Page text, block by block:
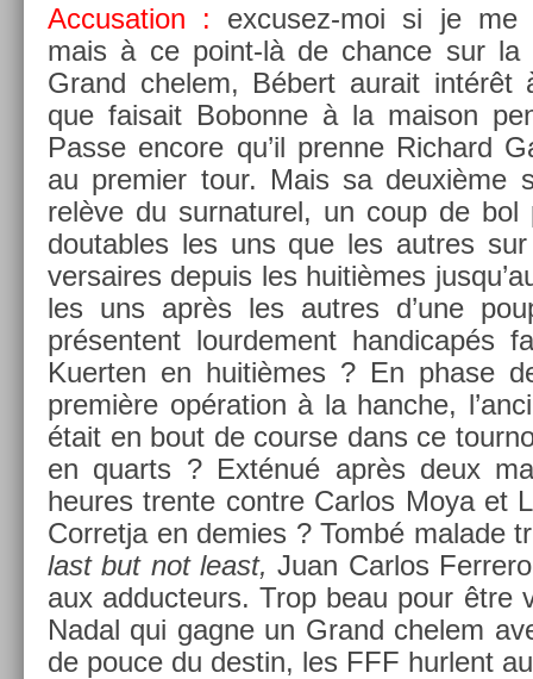
Ac­cusa­tion : excusez-moi si je me
mais à ce point-là de chan­ce sur la
Grand chelem, Bébert aurait intérêt
que faisait Bobon­ne à la maison
Passe en­core qu’il pre­nne Ric­hard
au pre­mi­er tour. Mais sa deuxième
relève du sur­naturel, un coup de
dout­ables les uns que les aut­res
versaires de­puis les huitièmes
les uns après les aut­res d’une
présen­tent lour­de­ment han­dicapés
Kuert­en en huitièmes ? En phase
première op­éra­tion à la han­che,
était en bout de co­ur­se dans ce
en quarts ? Exténué après deux
heures tren­te con­tre Car­los Moya et
Cor­ret­ja en de­m­ies ? Tombé mal­ade
last but not least, Juan Car­los
aux ad­ducteurs. Trop beau pour être
Nadal qui gagne un Grand chelem
de pouce du de­stin, les FFF hur­lent